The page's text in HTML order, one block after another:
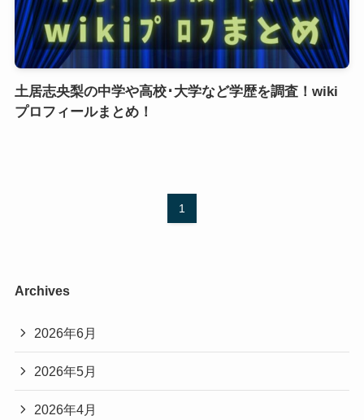
土居志央梨の中学や高校･大学など学歴を調査！wiki
プロフィールまとめ！
1
Archives
2026年6月
2026年5月
2026年4月